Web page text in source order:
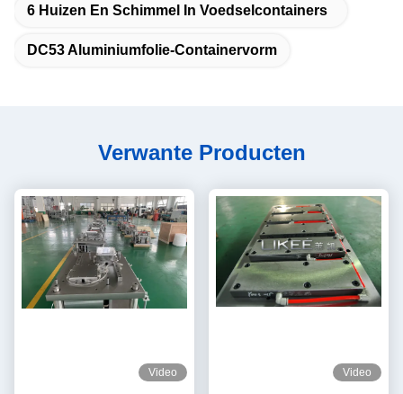
6 Huizen En Schimmel In Voedselcontainers
DC53 Aluminiumfolie-Containervorm
Verwante Producten
Video Video